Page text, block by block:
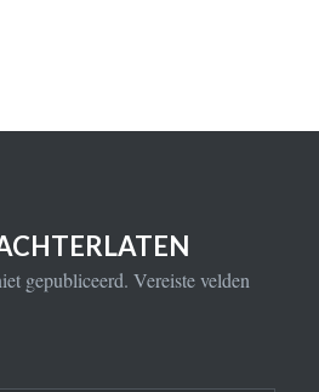
gepubliceerd. Vereiste velden